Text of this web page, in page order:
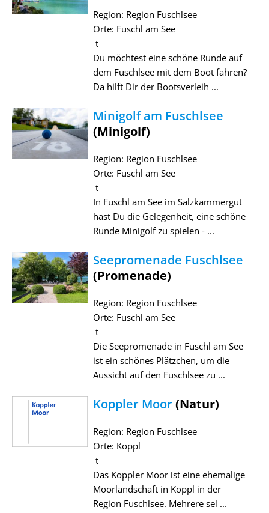
Region: Region Fuschlsee
Orte: Fuschl am See
t
Du möchtest eine schöne Runde auf
dem Fuschlsee mit dem Boot fahren?
Da hilft Dir der Bootsverleih ...
Minigolf am Fuschlsee
(Minigolf)
Region: Region Fuschlsee
Orte: Fuschl am See
t
In Fuschl am See im Salzkammergut
hast Du die Gelegenheit, eine schöne
Runde Minigolf zu spielen - ...
Seepromenade Fuschlsee
(Promenade)
Region: Region Fuschlsee
Orte: Fuschl am See
t
Die Seepromenade in Fuschl am See
ist ein schönes Plätzchen, um die
Aussicht auf den Fuschlsee zu ...
Koppler Moor(Natur)
Region: Region Fuschlsee
Orte: Koppl
t
Das Koppler Moor ist eine ehemalige
Moorlandschaft in Koppl in der
Region Fuschlsee. Mehrere sel ...